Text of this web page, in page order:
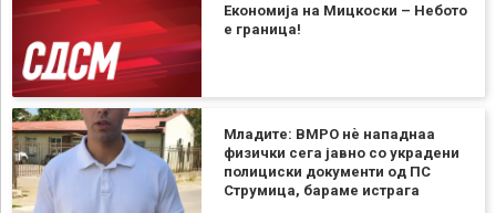
Економија на Мицкоски – Небото
е граница!
Младите: ВМРО нè нападнаа
физички сега јавно со украдени
полициски документи од ПС
Струмица, бараме истрага